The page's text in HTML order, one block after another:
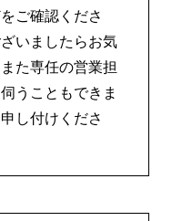
ご確認くださ
いましたらお気
た専任の営業担
うこともできま
し付けくださ